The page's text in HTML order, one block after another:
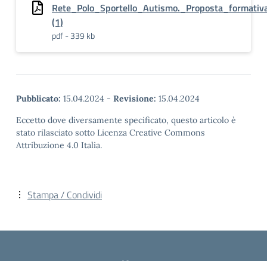
(1)
pdf - 339 kb
Pubblicato: 15.04.2024 - Revisione: 15.04.2024
Eccetto dove diversamente specificato, questo articolo è
stato rilasciato sotto Licenza Creative Commons
Attribuzione 4.0 Italia.
Stampa / Condividi